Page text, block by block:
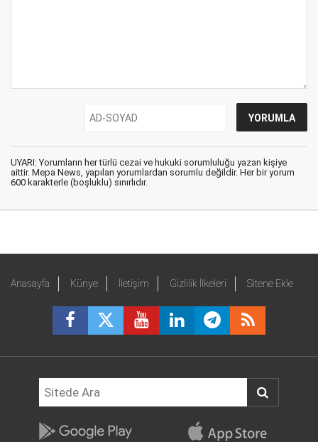
UYARI: Yorumların her türlü cezai ve hukuki sorumluluğu yazan kişiye
aittir. Mepa News, yapılan yorumlardan sorumlu değildir. Her bir yorum
600 karakterle (boşluklu) sınırlıdır.
Anasayfa Künye İletişim Gizlilik İlkeleri Sitene Ekle